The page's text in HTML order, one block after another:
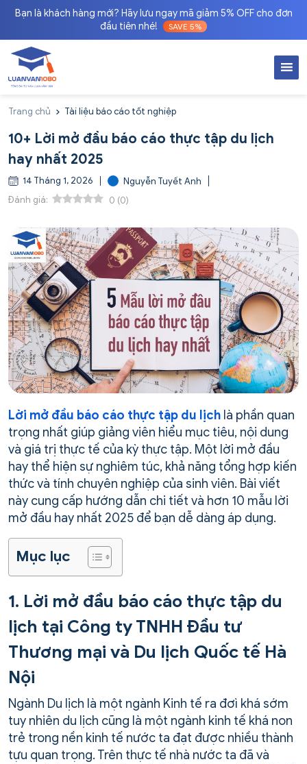
Bạn là khách hàng mới? Hãy lưu ngay mã giảm 5% OFF cho đơn
đầu tiên nhé!
SAVE 5%
Trang chủ Tài liệu báo cáo tốt nghiệp
10+ Lời mở đầu báo cáo thực tập du lịch
hay nhất 2025
14 Tháng 1, 2026
Nguyễn Tuyết Anh
Đánh giá:
0 (0)
Lời mở đầu báo cáo thực tập du lịch là phần quan
trọng nhất giúp giảng viên hiểu mục tiêu, nội dung
và giá trị thực tế của kỳ thực tập. Một lời mở đầu
hay thể hiện sự nghiêm túc, khả năng tổng hợp kiến
thức và tính chuyên nghiệp của sinh viên. Bài viết
này cung cấp hướng dẫn chi tiết và hơn 10 mẫu lời
mở đầu hay nhất 2025 để bạn dễ dàng áp dụng.
Mục lục
1. Lời mở đầu báo cáo thực tập du
lịch tại Công ty TNHH Đầu tư
Thương mại và Du lịch Quốc tế Hà
Nội
Ngành Du lịch là một ngành Kinh tế ra đơì khá sớm
tuy nhiên du lịch cũng là một ngành kinh tế khá non
trẻ trong nền kinh tế nước ta đạt được nhiều thành
tựu quan trọng. Trên thực tế nhà nước ta đã và